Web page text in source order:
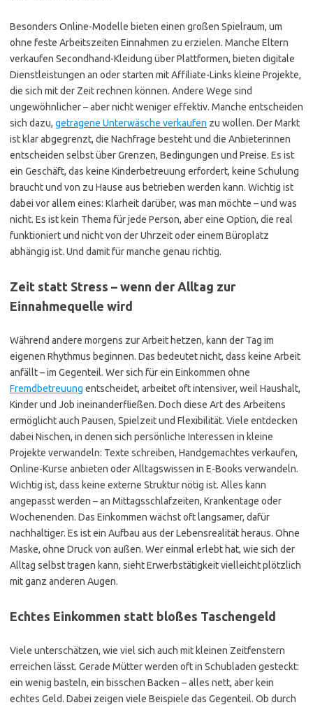
Besonders Online-Modelle bieten einen großen Spielraum, um
ohne feste Arbeitszeiten Einnahmen zu erzielen. Manche Eltern
verkaufen Secondhand-Kleidung über Plattformen, bieten digitale
Dienstleistungen an oder starten mit Affiliate-Links kleine Projekte,
die sich mit der Zeit rechnen können. Andere Wege sind
ungewöhnlicher – aber nicht weniger effektiv. Manche entscheiden
sich dazu, getragene Unterwäsche verkaufen zu wollen. Der Markt
ist klar abgegrenzt, die Nachfrage besteht und die Anbieterinnen
entscheiden selbst über Grenzen, Bedingungen und Preise. Es ist
ein Geschäft, das keine Kinderbetreuung erfordert, keine Schulung
braucht und von zu Hause aus betrieben werden kann. Wichtig ist
dabei vor allem eines: Klarheit darüber, was man möchte – und was
nicht. Es ist kein Thema für jede Person, aber eine Option, die real
funktioniert und nicht von der Uhrzeit oder einem Büroplatz
abhängig ist. Und damit für manche genau richtig.
Zeit statt Stress – wenn der Alltag zur
Einnahmequelle wird
Während andere morgens zur Arbeit hetzen, kann der Tag im
eigenen Rhythmus beginnen. Das bedeutet nicht, dass keine Arbeit
anfällt – im Gegenteil. Wer sich für ein Einkommen ohne
Fremdbetreuung entscheidet, arbeitet oft intensiver, weil Haushalt,
Kinder und Job ineinanderfließen. Doch diese Art des Arbeitens
ermöglicht auch Pausen, Spielzeit und Flexibilität. Viele entdecken
dabei Nischen, in denen sich persönliche Interessen in kleine
Projekte verwandeln: Texte schreiben, Handgemachtes verkaufen,
Online-Kurse anbieten oder Alltagswissen in E-Books verwandeln.
Wichtig ist, dass keine externe Struktur nötig ist. Alles kann
angepasst werden – an Mittagsschlafzeiten, Krankentage oder
Wochenenden. Das Einkommen wächst oft langsamer, dafür
nachhaltiger. Es ist ein Aufbau aus der Lebensrealität heraus. Ohne
Maske, ohne Druck von außen. Wer einmal erlebt hat, wie sich der
Alltag selbst tragen kann, sieht Erwerbstätigkeit vielleicht plötzlich
mit ganz anderen Augen.
Echtes Einkommen statt bloßes Taschengeld
Viele unterschätzen, wie viel sich auch mit kleinen Zeitfenstern
erreichen lässt. Gerade Mütter werden oft in Schubladen gesteckt:
ein wenig basteln, ein bisschen Backen – alles nett, aber kein
echtes Geld. Dabei zeigen viele Beispiele das Gegenteil. Ob durch